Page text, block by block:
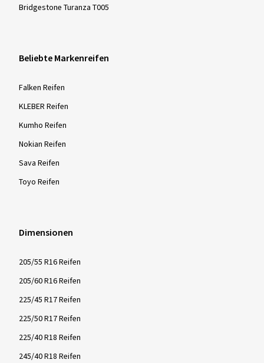
Bridgestone Turanza T005
Beliebte Markenreifen
Falken Reifen
KLEBER Reifen
Kumho Reifen
Nokian Reifen
Sava Reifen
Toyo Reifen
Dimensionen
205/55 R16 Reifen
205/60 R16 Reifen
225/45 R17 Reifen
225/50 R17 Reifen
225/40 R18 Reifen
245/40 R18 Reifen